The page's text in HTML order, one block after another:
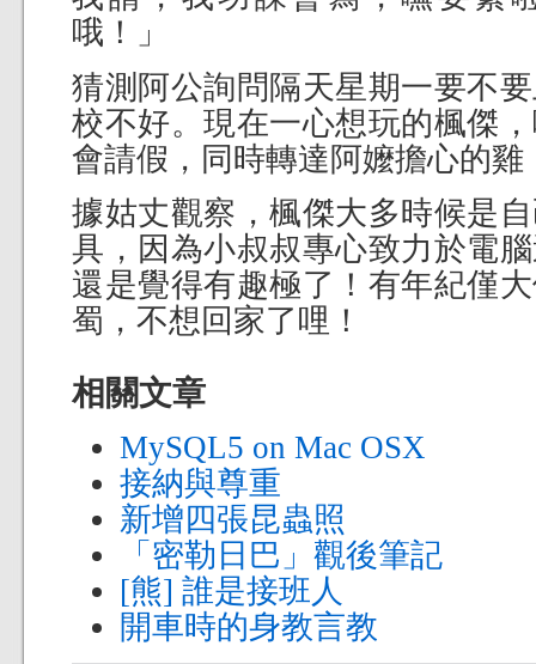
哦！」
猜測阿公詢問隔天星期一要不
校不好。現在一心想玩的楓傑
會請假，同時轉達阿嬤擔心的
據姑丈觀察，楓傑大多時候是
具，因為小叔叔專心致力於電
還是覺得有趣極了！有年紀僅
蜀，不想回家了哩！
相關文章
MySQL5 on Mac OSX
接納與尊重
新增四張昆蟲照
「密勒日巴」觀後筆記
[熊] 誰是接班人
開車時的身教言教